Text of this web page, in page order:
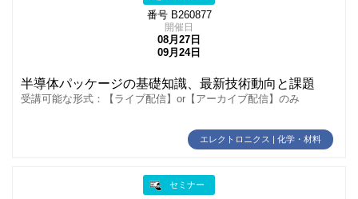
番号 B260877
開催日
08月27日
09月24日
半導体パッケージの基礎知識、最新技術動向と課題
受講可能な形式：【ライブ配信】or【アーカイブ配信】のみ
エレクトロニクス | 化学・材料
セミナー